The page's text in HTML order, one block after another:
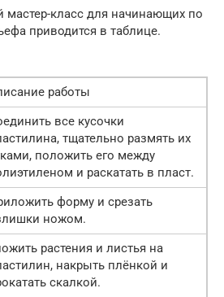
мастер-класс для начинающих по
приводится в таблице.
работы
все кусочки
тщательно размять их
положить его между
и раскатать в пласт.
форму и срезать
ножом.
растения и листья на
накрыть плёнкой и
скалкой.